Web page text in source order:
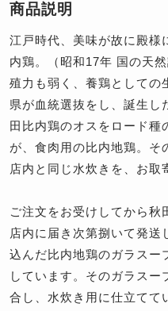
商品説明
江戸時代、美味が故に殿様
内鶏。（昭和17年 国の天
殖力も弱く、養鶏としての
県が血統選抜をし、誕生し
田比内鶏のオスをロード種
が、食肉用の比内地鶏。そ
店内と同じ水炊きを、お取
ご注文をお受けしてから秋
店内に届き次第捌いて発送
込んだ比内地鶏のガラスー
しています。そのガラスー
合し、水炊き用に仕立てて